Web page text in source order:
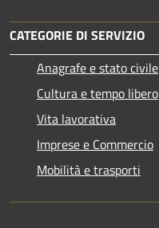
CATEGORIE DI SERVIZIO
Anagrafe e stato civile
Cultura e tempo libero
Vita lavorativa
Imprese e Commercio
Mobilità e trasporti